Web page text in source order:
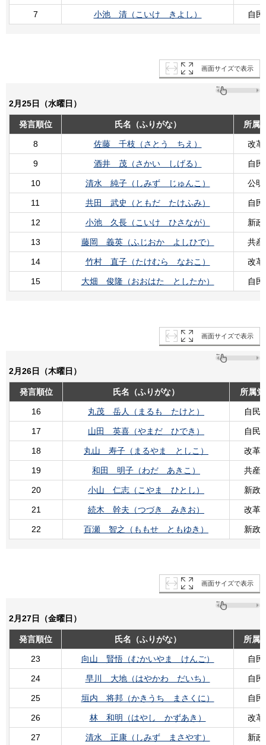
7 小池 清（こいけ きよし） 自民
画面サイズで表示
2月25日（水曜日）
発言順位 氏名（ふりがな） 所属
8 佐藤 千枝（さとう ちえ） 改革
9 酒井 茂（さかい しげる） 自民
10 清水 純子（しみず じゅんこ） 公明
11 共田 武史（ともだ たけふみ） 自民
12 小池 久長（こいけ ひさなが） 新政
13 藤岡 義英（ふじおか よしひで） 共産
14 竹村 直子（たけむら なおこ） 改革
15 大畑 俊隆（おおはた としたか） 自民
画面サイズで表示
2月26日（木曜日）
発言順位 氏名（ふりがな） 所属
16 丸茂 岳人（まるも たけと） 自民
17 山田 英喜（やまだ ひでき） 自民
18 丸山 寿子（まるやま としこ） 改革
19 和田 明子（わだ あきこ） 共産
20 小山 仁志（こやま ひとし） 新政
21 続木 幹夫（つづき みきお） 改革
22 百瀬 智之（ももせ ともゆき） 新政
画面サイズで表示
2月27日（金曜日）
発言順位 氏名（ふりがな） 所属
23 向山 賢悟（むかいやま けんご） 自民
24 早川 大地（はやかわ だいち） 自民
25 垣内 将邦（かきうち まさくに） 自民
26 林 和明（はやし かずあき） 改革
27 清水 正康（しみず まさやす） 新政